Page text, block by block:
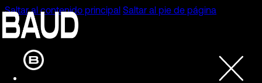
Saltar al contenido principal Saltar al pie de página